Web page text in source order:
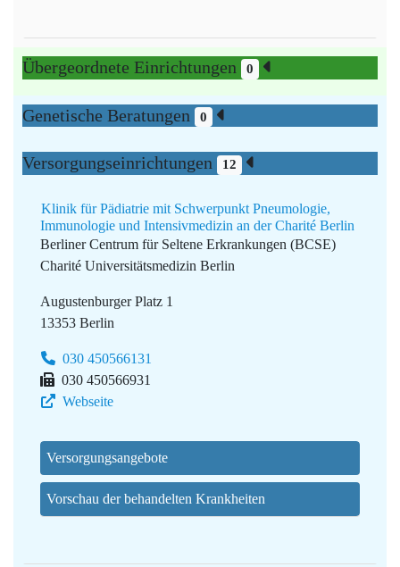
Übergeordnete Einrichtungen 0
Genetische Beratungen 0
Versorgungseinrichtungen 12
Klinik für Pädiatrie mit Schwerpunkt Pneumologie,
Immunologie und Intensivmedizin an der Charité Berlin
Berliner Centrum für Seltene Erkrankungen (BCSE)
Charité Universitätsmedizin Berlin
Augustenburger Platz 1
13353 Berlin
030 450566131
030 450566931
Webseite
Versorgungsangebote
Vorschau der behandelten Krankheiten